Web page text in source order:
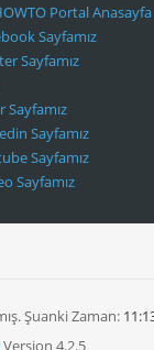
Portal Anasayfa
Sayfamız
Sayfamız
Sayfamız
Sayfamız
Sayfamız
Sayfamız
Şuanki Zaman:
Version 4.2.5